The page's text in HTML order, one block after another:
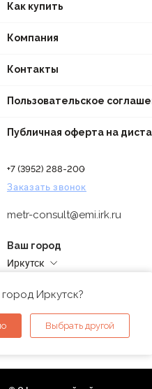
Как купить
Компания
Контакты
Пользовательское
Публичная оферта на
+7 (3952) 288-200
Заказать звонок
metr-consult@emi.irk.ru
Ваш город
Иркутск
Иркутск?
Выбрать другой